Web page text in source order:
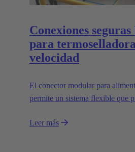
Conexiones
para
velocidad
El conector modular para
permite un sistema flexible que
máquinas modulares.
Leer más